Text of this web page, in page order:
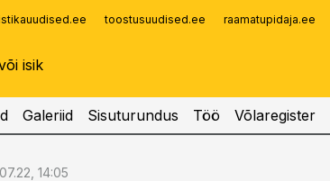
toostusuudised.ee raamatupidaja.ee
Galeriid Sisuturundus Töö Võlaregister
14:05